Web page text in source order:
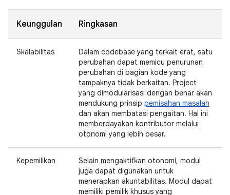
Keunggulan Ringkasan
Skalabilitas
Dalam codebase yang terkait erat, satu
perubahan dapat memicu penurunan
perubahan di bagian kode yang
tampaknya tidak berkaitan. Project
yang dimodularisasi dengan benar akan
mendukung prinsip pemisahan masalah
dan akan membatasi pengaitan. Hal ini
memberdayakan kontributor melalui
otonomi yang lebih besar.
Kepemilikan
Selain mengaktifkan otonomi, modul
juga dapat digunakan untuk
menerapkan akuntabilitas. Modul dapat
memiliki pemilik khusus yang